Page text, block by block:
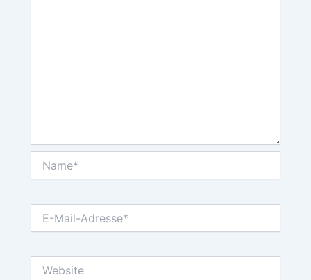
Mail-